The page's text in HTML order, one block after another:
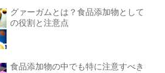
グァーガムとは？食品添加物として
の役割と注意点
食品添加物の中でも特に注意すべき